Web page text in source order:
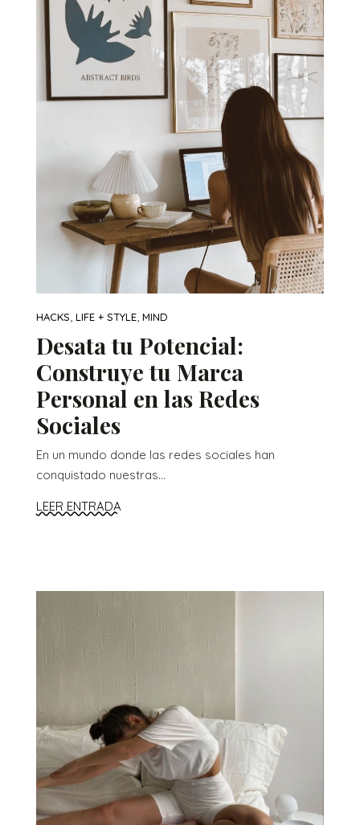
HACKS, LIFE + STYLE, MIND
Desata tu Potencial:
Construye tu Marca
Personal en las Redes
Sociales
En un mundo donde las redes sociales han
conquistado nuestras...
LEER ENTRADA